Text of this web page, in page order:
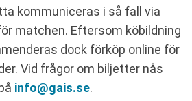
kommuniceras i så fall via
matchen. Eftersom köbildning
dock förköp online för
Vid frågor om biljetter nås
info@gais.se.